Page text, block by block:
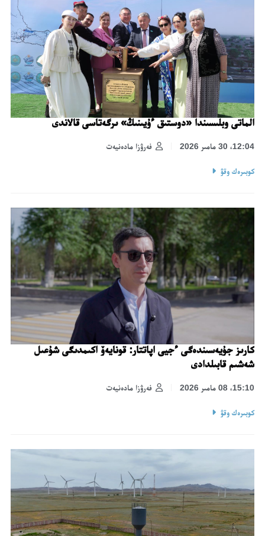
الماتى وبلىسىندا «دوستىق ءۇيىنىڭ» ىرگەتاسى قالاندى
فەرۋزا مادەنيەت 12:04، 30 مامىر 2026
كوبىرەك وقۋ
كارىز جۇيەسىندەگى ءجيى اپاتتار: قونايەۆ اكىمدىگى شۇعىل
شەشىم قابىلدادى
فەرۋزا مادەنيەت 15:10، 08 مامىر 2026
كوبىرەك وقۋ